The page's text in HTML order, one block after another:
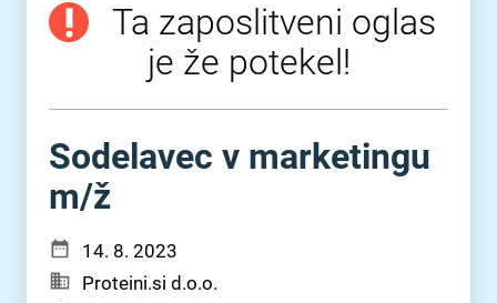
Ta zaposlitveni oglas
je že potekel!
Sodelavec v marketingu
m⁠/⁠ž
14. 8. 2023
Proteini.si d.o.o.